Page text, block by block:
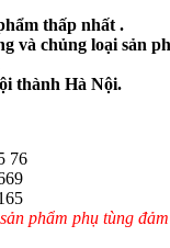
thấp nhất .
và chủng loại sản
thành Hà Nội.
76
phẩm phụ tùng